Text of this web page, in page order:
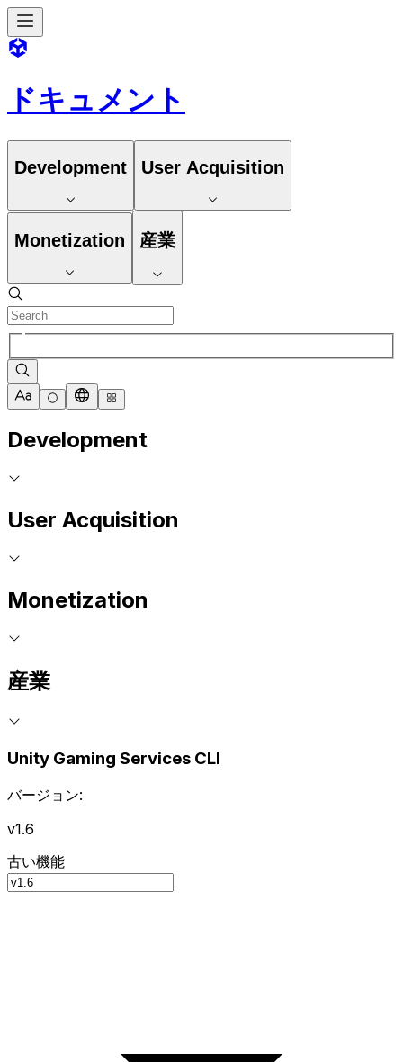
ドキュメント
Development User Acquisition
Monetization 産業
Development
User Acquisition
Monetization
産業
Unity Gaming Services CLI
バージョン:
v1.6
古い機能